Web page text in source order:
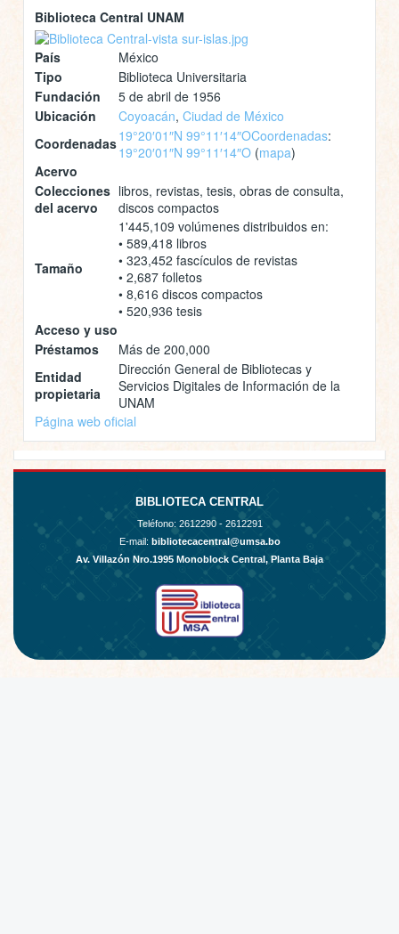
Biblioteca Central UNAM
País
México
Tipo
Biblioteca Universitaria
Fundación
5 de abril de 1956
Ubicación
Coyoacán, Ciudad de México
Coordenadas19°20′01″N 99°11′14″OCoordenadas:
19°20′01″N 99°11′14″O (mapa)
Acervo
Colecciones
del acervo
libros, revistas, tesis, obras de consulta,
discos compactos
Tamaño
1'445,109 volúmenes distribuidos en:
• 589,418 libros
• 323,452 fascículos de revistas
• 2,687 folletos
• 8,616 discos compactos
• 520,936 tesis
Acceso y uso
Préstamos
Más de 200,000
Entidad
propietaria
Dirección General de Bibliotecas y
Servicios Digitales de Información de la
UNAM
Página web oficial
BIBLIOTECA CENTRAL
Teléfono: 2612290 - 2612291
E-mail: bibliotecacentral@umsa.bo
Av. Villazón Nro.1995 Monoblock Central, Planta Baja